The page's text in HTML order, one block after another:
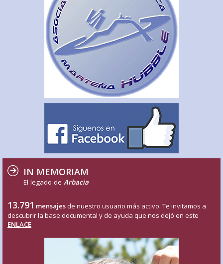
IN MEMORIAM
El legado de Arbacia
13.791 mensajes de nuestro usuario más activo. Te invitamos a
descubrir la base documental y de ayuda que nos dejó en este
ENLACE